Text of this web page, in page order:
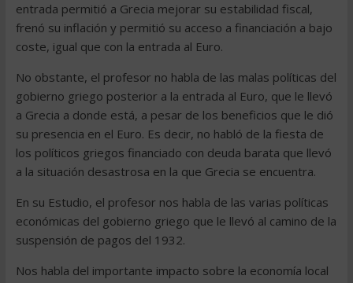
entrada permitió a Grecia mejorar su estabilidad fiscal,
frenó su inflación y permitió su acceso a financiación a bajo
coste, igual que con la entrada al Euro.
No obstante, el profesor no habla de las malas políticas del
gobierno griego posterior a la entrada al Euro, que le llevó
a Grecia a donde está, a pesar de los beneficios que le dió
su presencia en el Euro. Es decir, no habló de la fiesta de
los políticos griegos financiado con deuda barata que llevó
a la situación desastrosa en la que Grecia se encuentra.
En su Estudio, el profesor nos habla de las varias políticas
económicas del gobierno griego que le llevó al camino de la
suspensión de pagos del 1932.
Nos habla del importante impacto sobre la economía local